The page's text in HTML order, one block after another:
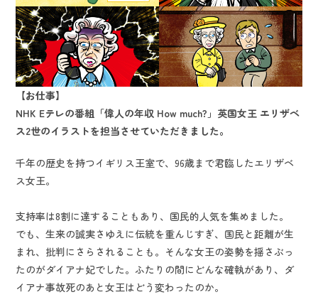
【お仕事】
NHK Eテレの番組「偉人の年収 How much?」英国女王 エリザベ
ス2世のイラストを担当させていただきました。
千年の歴史を持つイギリス王室で、96歳まで君臨したエリザベ
ス女王。
支持率は8割に達することもあり、国民的人気を集めました。
でも、生来の誠実さゆえに伝統を重んじすぎ、国民と距離が生
まれ、批判にさらされることも。そんな女王の姿勢を揺さぶっ
たのがダイアナ妃でした。ふたりの間にどんな確執があり、ダ
イアナ事故死のあと女王はどう変わったのか。